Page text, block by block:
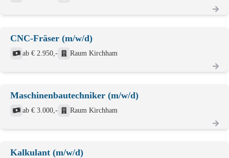
CNC-Fräser (m/w/d)
ab € 2.950,- Raum Kirchham
Maschinenbautechniker (m/w/d)
ab € 3.000,- Raum Kirchham
Kalkulant (m/w/d)